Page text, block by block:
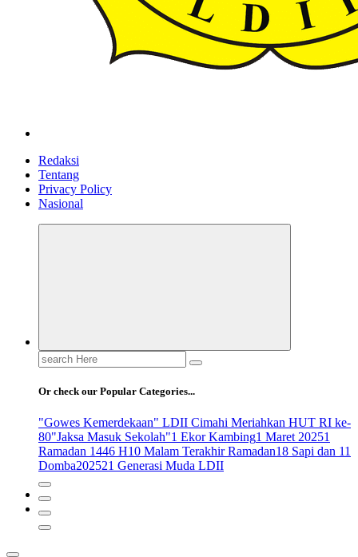
Redaksi
Tentang
Privacy Policy
Nasional
Search
for:
Or check our Popular Categories...
"Gowes Kemerdekaan" LDII Cimahi Meriahkan HUT RI ke-
80"Jaksa Masuk Sekolah"1 Ekor Kambing1 Maret 20251
Ramadan 1446 H10 Malam Terakhir Ramadan18 Sapi dan 11
Domba202521 Generasi Muda LDII